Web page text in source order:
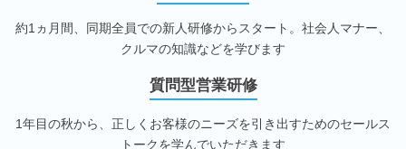
約1ヵ月間、同期全員での新人研修からスタート。社会人マナー、
クルマの知識などを学びます
質問型営業研修
1年目の秋から、正しくお客様のニーズを引き出すためのセールス
トークを学んでいただきます